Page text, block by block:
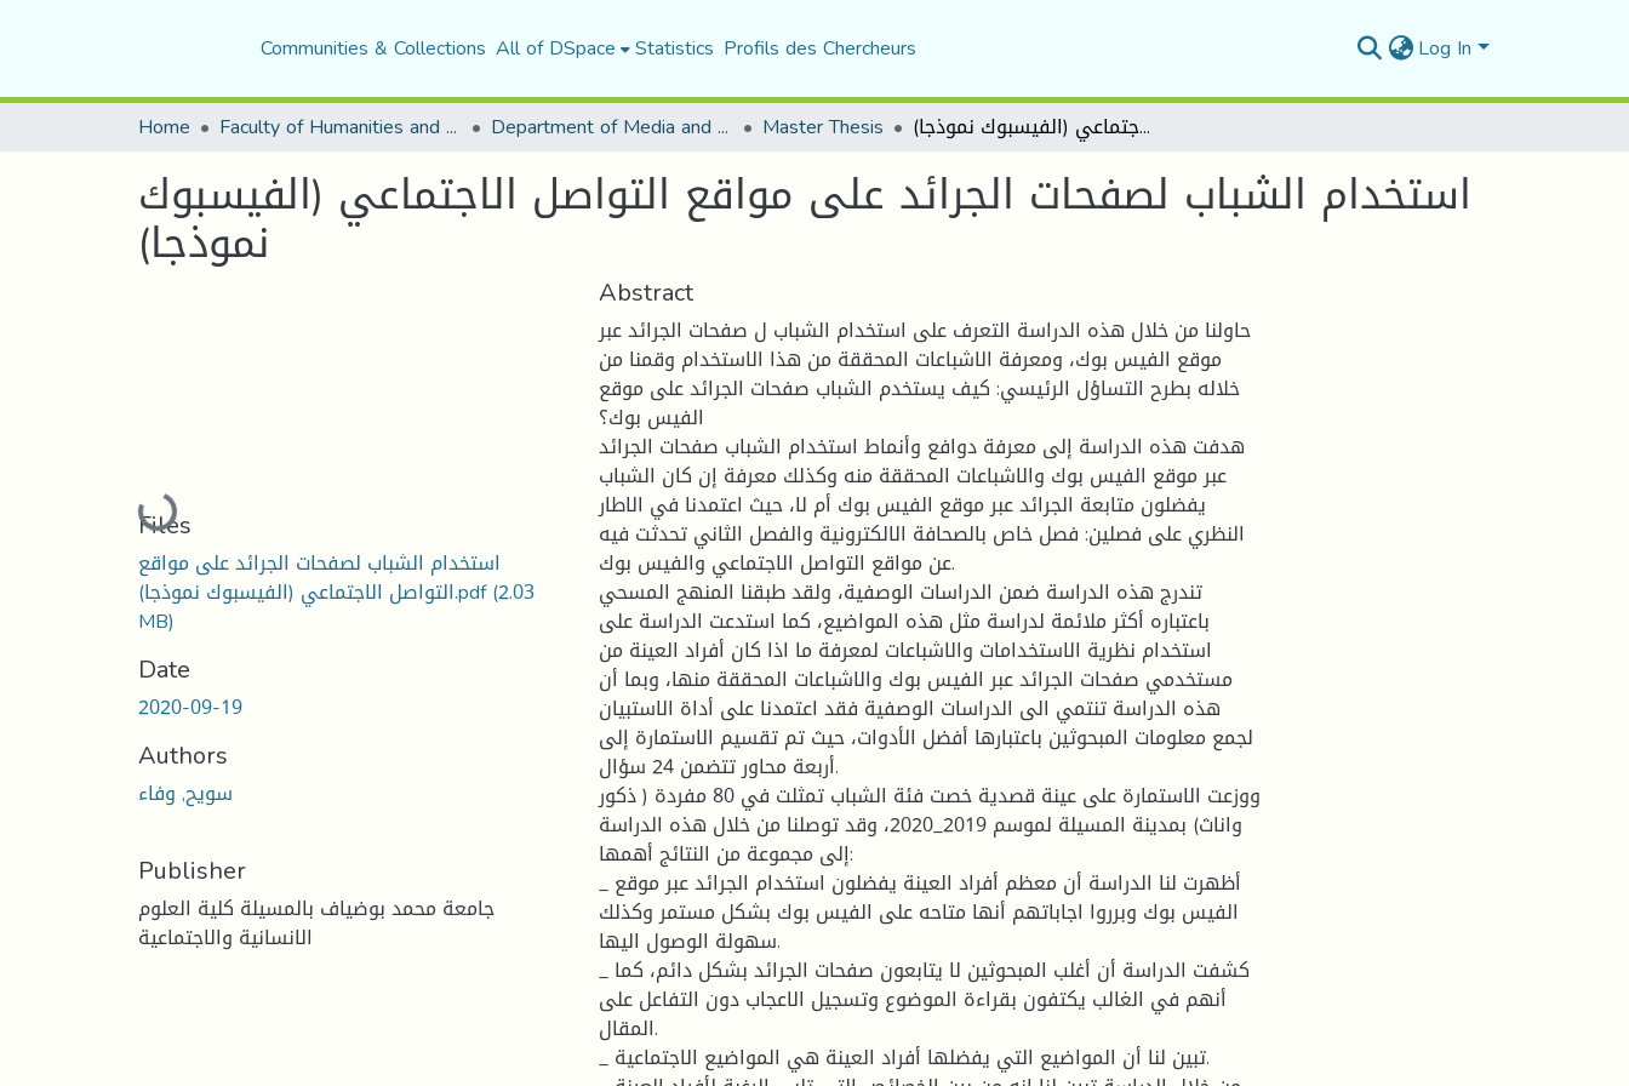
Communities & Collections All of DSpace Statistics Profils des Chercheurs Log In
Home Faculty of Humanities and Social Sciences Department of Media and Communication Studies Master Thesis استخدام الشباب لصفحات الجرائد على مواقع التواصل الاجتماعي (الفيسبوك نموذجا)
استخدام الشباب لصفحات الجرائد على مواقع التواصل الاجتماعي (الفيسبوك
نموذجا)
Loading...
Files
استخدام الشباب لصفحات الجرائد على مواقع
التواصل الاجتماعي (الفيسبوك نموذجا).pdf(2.03
MB)
Date
2020-09-19
Authors
سويح, وفاء
Publisher
جامعة محمد بوضياف بالمسيلة كلية العلوم
الانسانية والاجتماعية
Abstract
حاولنا من خلال هذه الدراسة التعرف على استخدام الشباب ل صفحات الجرائد عبر
موقع الفيس بوك، ومعرفة الاشباعات المحققة من هذا الاستخدام وقمنا من
خلاله بطرح التساؤل الرئيسي: كيف يستخدم الشباب صفحات الجرائد على موقع
الفيس بوك؟
هدفت هذه الدراسة إلى معرفة دوافع وأنماط استخدام الشباب صفحات الجرائد
عبر موقع الفيس بوك والاشباعات المحققة منه وكذلك معرفة إن كان الشباب
يفضلون متابعة الجرائد عبر موقع الفيس بوك أم لا، حيث اعتمدنا في الاطار
النظري على فصلين: فصل خاص بالصحافة الالكترونية والفصل الثاني تحدثت فيه
عن مواقع التواصل الاجتماعي والفيس بوك.
تندرج هذه الدراسة ضمن الدراسات الوصفية، ولقد طبقنا المنهج المسحي
باعتباره أكثر ملائمة لدراسة مثل هذه المواضيع، كما استدعت الدراسة على
استخدام نظرية الاستخدامات والاشباعات لمعرفة ما اذا كان أفراد العينة من
مستخدمي صفحات الجرائد عبر الفيس بوك والاشباعات المحققة منها، وبما أن
هذه الدراسة تنتمي الى الدراسات الوصفية فقد اعتمدنا على أداة الاستبيان
لجمع معلومات المبحوثين باعتبارها أفضل الأدوات، حيث تم تقسيم الاستمارة إلى
أربعة محاور تتضمن 24 سؤال.
ووزعت الاستمارة على عينة قصدية خصت فئة الشباب تمثلت في 80 مفردة ( ذكور
واناث) بمدينة المسيلة لموسم 2019_2020، وقد توصلنا من خلال هذه الدراسة
إلى مجموعة من النتائج أهمها:
_ أظهرت لنا الدراسة أن معظم أفراد العينة يفضلون استخدام الجرائد عبر موقع
الفيس بوك وبرروا اجاباتهم أنها متاحه على الفيس بوك بشكل مستمر وكذلك
سهولة الوصول اليها.
_ كشفت الدراسة أن أغلب المبحوثين لا يتابعون صفحات الجرائد بشكل دائم، كما
أنهم في الغالب يكتفون بقراءة الموضوع وتسجيل الاعجاب دون التفاعل على
المقال.
_ تبين لنا أن المواضيع التي يفضلها أفراد العينة هي المواضيع الاجتماعية.